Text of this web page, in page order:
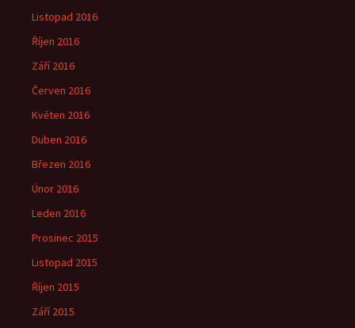
Listopad 2016
Říjen 2016
Září 2016
Červen 2016
Květen 2016
Duben 2016
Březen 2016
Únor 2016
Leden 2016
Prosinec 2015
Listopad 2015
Říjen 2015
Září 2015